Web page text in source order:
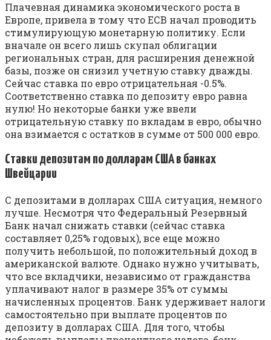
Плачевная динамика экономического роста в
Европе, привела в тому что ЕСВ начал проводить
стимулирующую монетарную политику. Если
вначале он всего лишь скупал облигации
региональных стран, для расширения денежной
базы, позже он снизил учетную ставку дважды.
Сейчас ставка по евро отрицательная -0.5%.
Соответственно ставка по депозиту евро равна
нулю! Но некоторые банки уже ввели
отрицательную ставку по вкладам в евро, обычно
она взимается с остатков в сумме от 500 000 евро.
Ставки депозитам по долларам США в банках
Швейцарии
С депозитами в долларах США ситуация, немного
лучше. Несмотря что Федеральный Резервный
Банк начал снижать ставки (сейчас ставка
составляет 0,25% годовых), все еще можно
получить небольшой, по положительный доход в
американской валюте. Однако нужно учитывать,
что все вкладчики, независимо от гражданства
уплачивают налог в размере 35% от суммы
начисленных процентов. Банк удерживает налоги
самостоятельно при выплате процентов по
депозиту в долларах США. Для того, чтобы